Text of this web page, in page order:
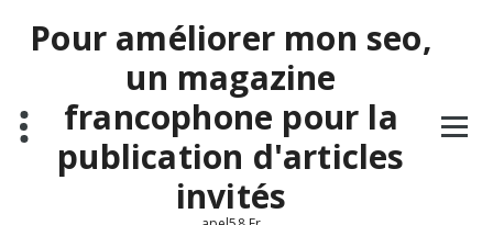
contenuPour améliorer mon seo,
un magazine
francophone pour la
publication d'articles
invités